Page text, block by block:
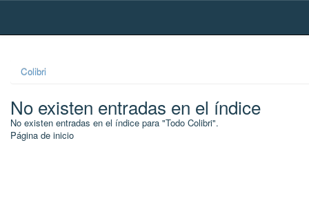
Skip
Colibri
No existen entradas en el índice
No existen entradas en el índice para "Todo Colibri".
Página de inicio